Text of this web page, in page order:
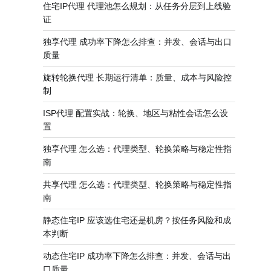
住宅IP代理 代理池怎么规划：从任务分层到上线验
证
独享代理 成功率下降怎么排查：并发、会话与出口
质量
旋转轮换代理 长期运行清单：质量、成本与风险控
制
ISP代理 配置实战：轮换、地区与粘性会话怎么设
置
独享代理 怎么选：代理类型、轮换策略与稳定性指
南
共享代理 怎么选：代理类型、轮换策略与稳定性指
南
静态住宅IP 应该选住宅还是机房？按任务风险和成
本判断
动态住宅IP 成功率下降怎么排查：并发、会话与出